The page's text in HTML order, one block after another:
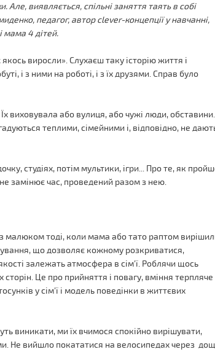
виявляється, спільні заняття таять в собі
педагог, автор clever-концепції у навчанні,
мама 4 дітей.
виросли». Слухаєш таку історію життя і
і з ними на роботі, і з їх друзями. Справ було
виховувала або вулиця, або чужі люди,
теплими, сімейними і, відповідно, не
студіях, потім мультики, ігри... Про те, як
замінює час, проведений разом з нею.
малюком тоді, коли мама або тато раптом
що дозволяє кожному розкриватися,
залежать атмосфера в сім'ї. Роблячи щось
сторін. Це про прийняття і повагу, вміння терпляче
у сім'ї і модель поведінки в життєвих
виникати, ми їх вчимося спокійно вирішувати,
Не вийшло покататися на велосипедах через